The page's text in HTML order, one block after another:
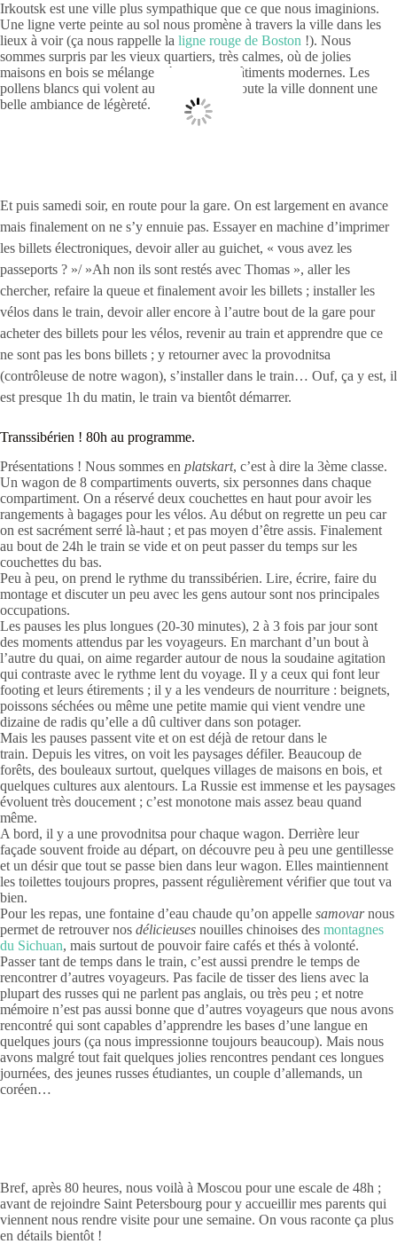
Irkoutsk est une ville plus sympathique que ce que nous imaginions.
Une ligne verte peinte au sol nous promène à travers la ville dans les
lieux à voir (ça nous rappelle la ligne rouge de Boston !). Nous
sommes surpris par les vieux quartiers, très calmes, où de jolies
maisons en bois se mélangent à quelques bâtiments modernes. Les
pollens blancs qui volent au vent à travers toute la ville donnent une
belle ambiance de légèreté.
Et puis samedi soir, en route pour la gare. On est largement en avance
mais finalement on ne s’y ennuie pas. Essayer en machine d’imprimer
les billets électroniques, devoir aller au guichet, « vous avez les
passeports ? »/ »Ah non ils sont restés avec Thomas », aller les
chercher, refaire la queue et finalement avoir les billets ; installer les
vélos dans le train, devoir aller encore à l’autre bout de la gare pour
acheter des billets pour les vélos, revenir au train et apprendre que ce
ne sont pas les bons billets ; y retourner avec la provodnitsa
(contrôleuse de notre wagon), s’installer dans le train… Ouf, ça y est, il
est presque 1h du matin, le train va bientôt démarrer.
Transsibérien ! 80h au programme.
Présentations ! Nous sommes en platskart, c’est à dire la 3ème classe.
Un wagon de 8 compartiments ouverts, six personnes dans chaque
compartiment. On a réservé deux couchettes en haut pour avoir les
rangements à bagages pour les vélos. Au début on regrette un peu car
on est sacrément serré là-haut ; et pas moyen d’être assis. Finalement
au bout de 24h le train se vide et on peut passer du temps sur les
couchettes du bas.
Peu à peu, on prend le rythme du transsibérien. Lire, écrire, faire du
montage et discuter un peu avec les gens autour sont nos principales
occupations.
Les pauses les plus longues (20-30 minutes), 2 à 3 fois par jour sont
des moments attendus par les voyageurs. En marchant d’un bout à
l’autre du quai, on aime regarder autour de nous la soudaine agitation
qui contraste avec le rythme lent du voyage. Il y a ceux qui font leur
footing et leurs étirements ; il y a les vendeurs de nourriture : beignets,
poissons séchées ou même une petite mamie qui vient vendre une
dizaine de radis qu’elle a dû cultiver dans son potager.
Mais les pauses passent vite et on est déjà de retour dans le
train. Depuis les vitres, on voit les paysages défiler. Beaucoup de
forêts, des bouleaux surtout, quelques villages de maisons en bois, et
quelques cultures aux alentours. La Russie est immense et les paysages
évoluent très doucement ; c’est monotone mais assez beau quand
même.
A bord, il y a une provodnitsa pour chaque wagon. Derrière leur
façade souvent froide au départ, on découvre peu à peu une gentillesse
et un désir que tout se passe bien dans leur wagon. Elles maintiennent
les toilettes toujours propres, passent régulièrement vérifier que tout va
bien.
Pour les repas, une fontaine d’eau chaude qu’on appelle samovarnous
permet de retrouver nos délicieuses nouilles chinoises des montagnes
du Sichuan, mais surtout de pouvoir faire cafés et thés à volonté.
Passer tant de temps dans le train, c’est aussi prendre le temps de
rencontrer d’autres voyageurs. Pas facile de tisser des liens avec la
plupart des russes qui ne parlent pas anglais, ou très peu ; et notre
mémoire n’est pas aussi bonne que d’autres voyageurs que nous avons
rencontré qui sont capables d’apprendre les bases d’une langue en
quelques jours (ça nous impressionne toujours beaucoup). Mais nous
avons malgré tout fait quelques jolies rencontres pendant ces longues
journées, des jeunes russes étudiantes, un couple d’allemands, un
coréen…
Bref, après 80 heures, nous voilà à Moscou pour une escale de 48h ;
avant de rejoindre Saint Petersbourg pour y accueillir mes parents qui
viennent nous rendre visite pour une semaine. On vous raconte ça plus
en détails bientôt !